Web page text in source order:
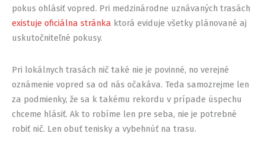
pokus ohlásiť vopred. Pri medzinárodne uznávaných trasách
existuje oficiálna stránka ktorá eviduje všetky plánované aj
uskutočniteľné pokusy.
Pri lokálnych trasách nič také nie je povinné, no verejné
oznámenie vopred sa od nás očakáva. Teda samozrejme len
za podmienky, že sa k takému rekordu v prípade úspechu
chceme hlásiť. Ak to robíme len pre seba, nie je potrebné
robiť nič. Len obuť tenisky a vybehnúť na trasu.